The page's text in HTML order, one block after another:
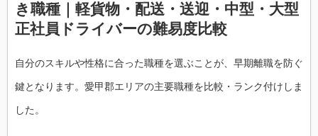
き職種｜軽貨物・配送・送迎・中型・大型
正社員ドライバーの難易度比較
自分のスキルや性格に合った職種を選ぶことが、早期離職を防ぐ
鍵となります。愛甲郡エリアの主要職種を比較・ランク付けしま
した。